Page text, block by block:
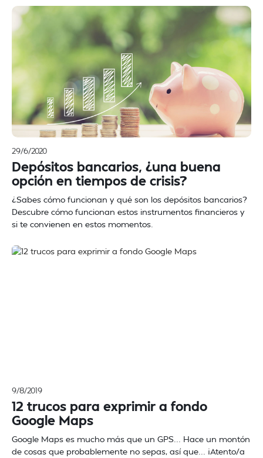
29/6/2020
Depósitos bancarios, ¿una buena
opción en tiempos de crisis?
¿Sabes cómo funcionan y qué son los depósitos bancarios?
Descubre cómo funcionan estos instrumentos financieros y
si te convienen en estos momentos.
9/8/2019
12 trucos para exprimir a fondo
Google Maps
Google Maps es mucho más que un GPS... Hace un montón
de cosas que probablemente no sepas, así que... ¡Atento/a